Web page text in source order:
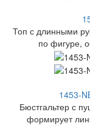
Топ с длинными
по фигуре,
1453-
Бюстгальтер с
формирует